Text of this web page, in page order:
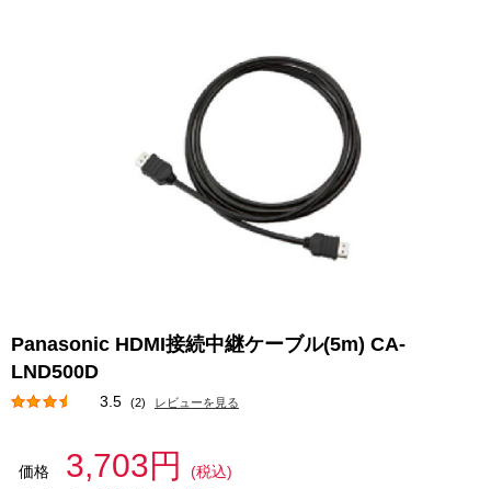
Panasonic HDMI接続中継ケーブル(5m) CA-
LND500D
3.5 (2) レビューを見る
価格 3,703円
(税込)